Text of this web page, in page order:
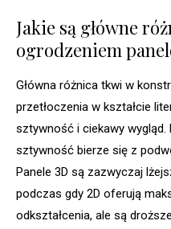
Jakie są główne
ogrodzeniem
Główna różnica tkwi w
przetłoczenia w kształcie
sztywność i ciekawy wygląd.
sztywność bierze się z
Panele 3D są zazwyczaj
podczas gdy 2D oferują
odkształcenia, ale są